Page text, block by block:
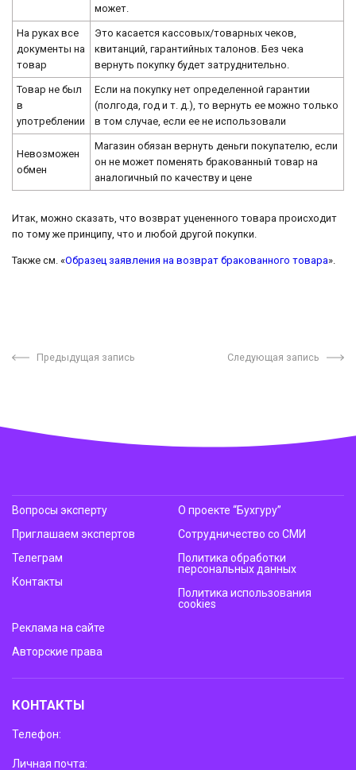
может.
На руках все
документы на
товар
Это касается кассовых/товарных чеков,
квитанций, гарантийных талонов. Без чека
вернуть покупку будет затруднительно.
Товар не был
в
употреблении
Если на покупку нет определенной гарантии
(полгода, год и т. д.), то вернуть ее можно только
в том случае, если ее не использовали
Невозможен
обмен
Магазин обязан вернуть деньги покупателю, если
он не может поменять бракованный товар на
аналогичный по качеству и цене
Итак, можно сказать, что возврат уцененного товара происходит
по тому же принципу, что и любой другой покупки.
Также см. «Образец заявления на возврат бракованного товара».
Предыдущая запись Следующая запись
Вопросы эксперту
Приглашаем экспертов
Телеграм
Контакты
О проекте “Бухгуру”
Сотрудничество со СМИ
Политика обработки
персональных данных
Политика использования
cookies
Реклама на сайте
Авторские права
КОНТАКТЫ
Телефон:
Личная почта: